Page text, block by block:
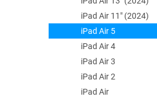
iPad Air 11" (2024)
iPad Air 5
iPad Air 4
iPad Air 3
iPad Air 2
iPad Air